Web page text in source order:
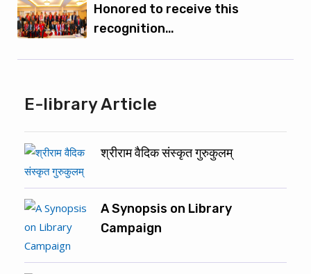
Honored to receive this
recognition…
E-library Article
श्रीराम वैदिक संस्कृत गुरुकुलम्
A Synopsis on Library
Campaign